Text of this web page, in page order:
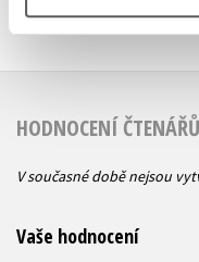
HODNOCENÍ ČTENÁŘŮ
V současné době nejsou
Vaše hodnocení